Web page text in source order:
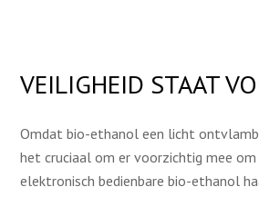
VEILIGHEID STAAT
Omdat bio-ethanol een licht
het cruciaal om er voorzichtig mee om
elektronisch bedienbare bio-ethanol